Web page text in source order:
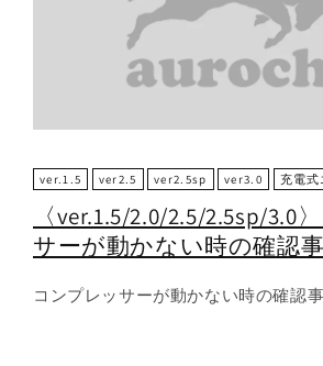
ver.1.5 ver2.5 ver2.5sp ver3.0 充電式
〈ver.1.5/2.0/2.5/2.5sp/3.0
サーが動かない時の確認
コンプレッサーが動かない時の確認